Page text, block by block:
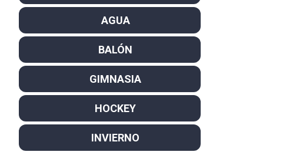
Frei dominan el Europeo
se reparten el botín y Caetano Horta y Rodrigo Conde
son decacampeonas y quinto oro consecutivo
Champion
4 platas
WWE
AGUA
BALÓN
GIMNASIA
HOCKEY
INVIERNO